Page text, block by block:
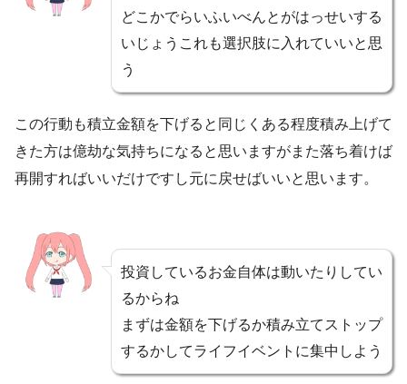
どこかでらいふいべんとがはっせいする
いじょうこれも選択肢に入れていいと思
う
この行動も積立金額を下げると同じくある程度積み上げて
きた方は億劫な気持ちになると思いますがまた落ち着けば
再開すればいいだけですし元に戻せばいいと思います。
投資しているお金自体は動いたりしてい
るからね
まずは金額を下げるか積み立てストップ
するかしてライフイベントに集中しよう